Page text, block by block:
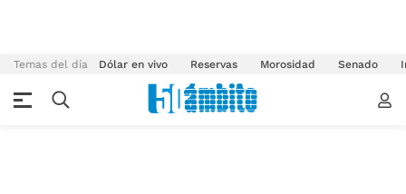
Temas del día Dólar en vivo Reservas Morosidad Senado